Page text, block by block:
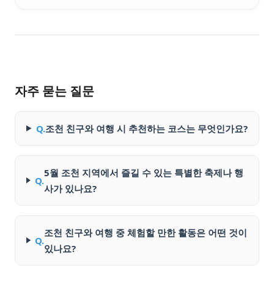
자주 묻는 질문
Q.조천 친구와 여행 시 추천하는 코스는 무엇인가요?
Q.
5월 조천 지역에서 즐길 수 있는 특별한 축제나 행
사가 있나요?
Q.
조천 친구와 여행 중 체험할 만한 활동은 어떤 것이
있나요?